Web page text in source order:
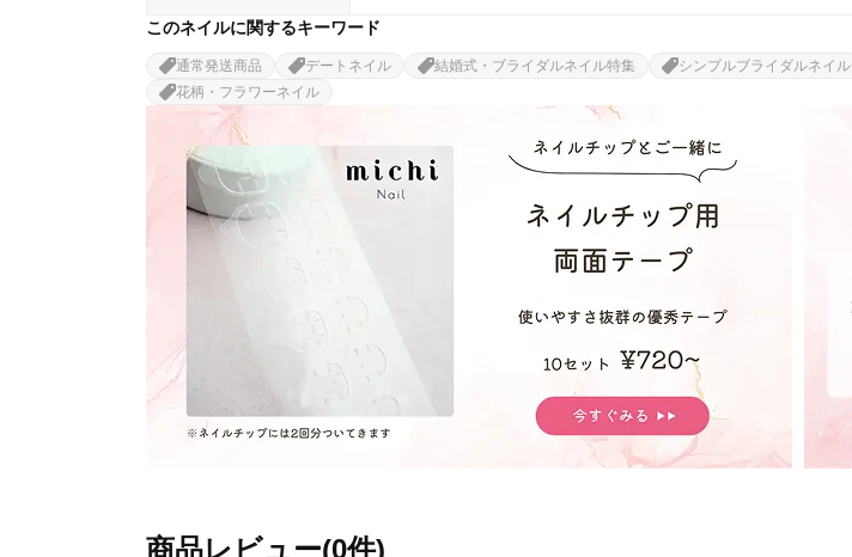
このネイルに関するキーワード
通常発送商品 デートネイル 結婚式・ブライダルネイル特集 シンプルブライダルネイル
花柄・フラワーネイル
商品レビュー(0件)